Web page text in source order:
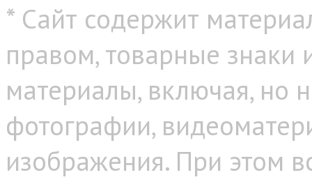
* Сайт содержит
правом, товарные
материалы, включая, но
фотографии,
изображения. При этом